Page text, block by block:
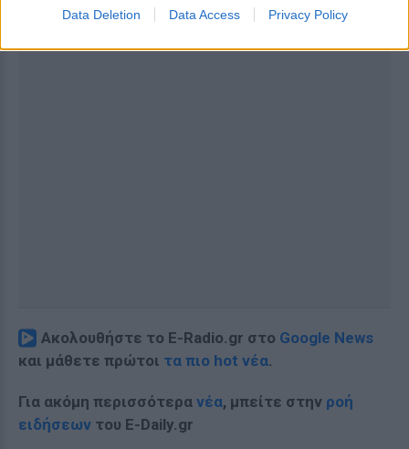
Data Deletion Data Access Privacy Policy
Ακολουθήστε το E-Radio.gr στο Google News
και μάθετε πρώτοι τα πιο hot νέα.
Για ακόμη περισσότερα νέα, μπείτε στην ροή
ειδήσεων του E-Daily.gr